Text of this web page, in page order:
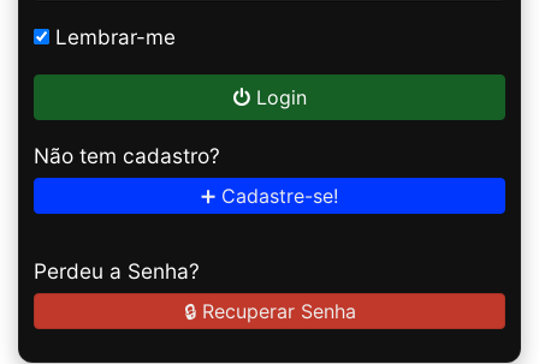
Lembrar-me
Login
Não tem cadastro?
➕ Cadastre-se!
Perdeu a Senha?
🔒 Recuperar Senha